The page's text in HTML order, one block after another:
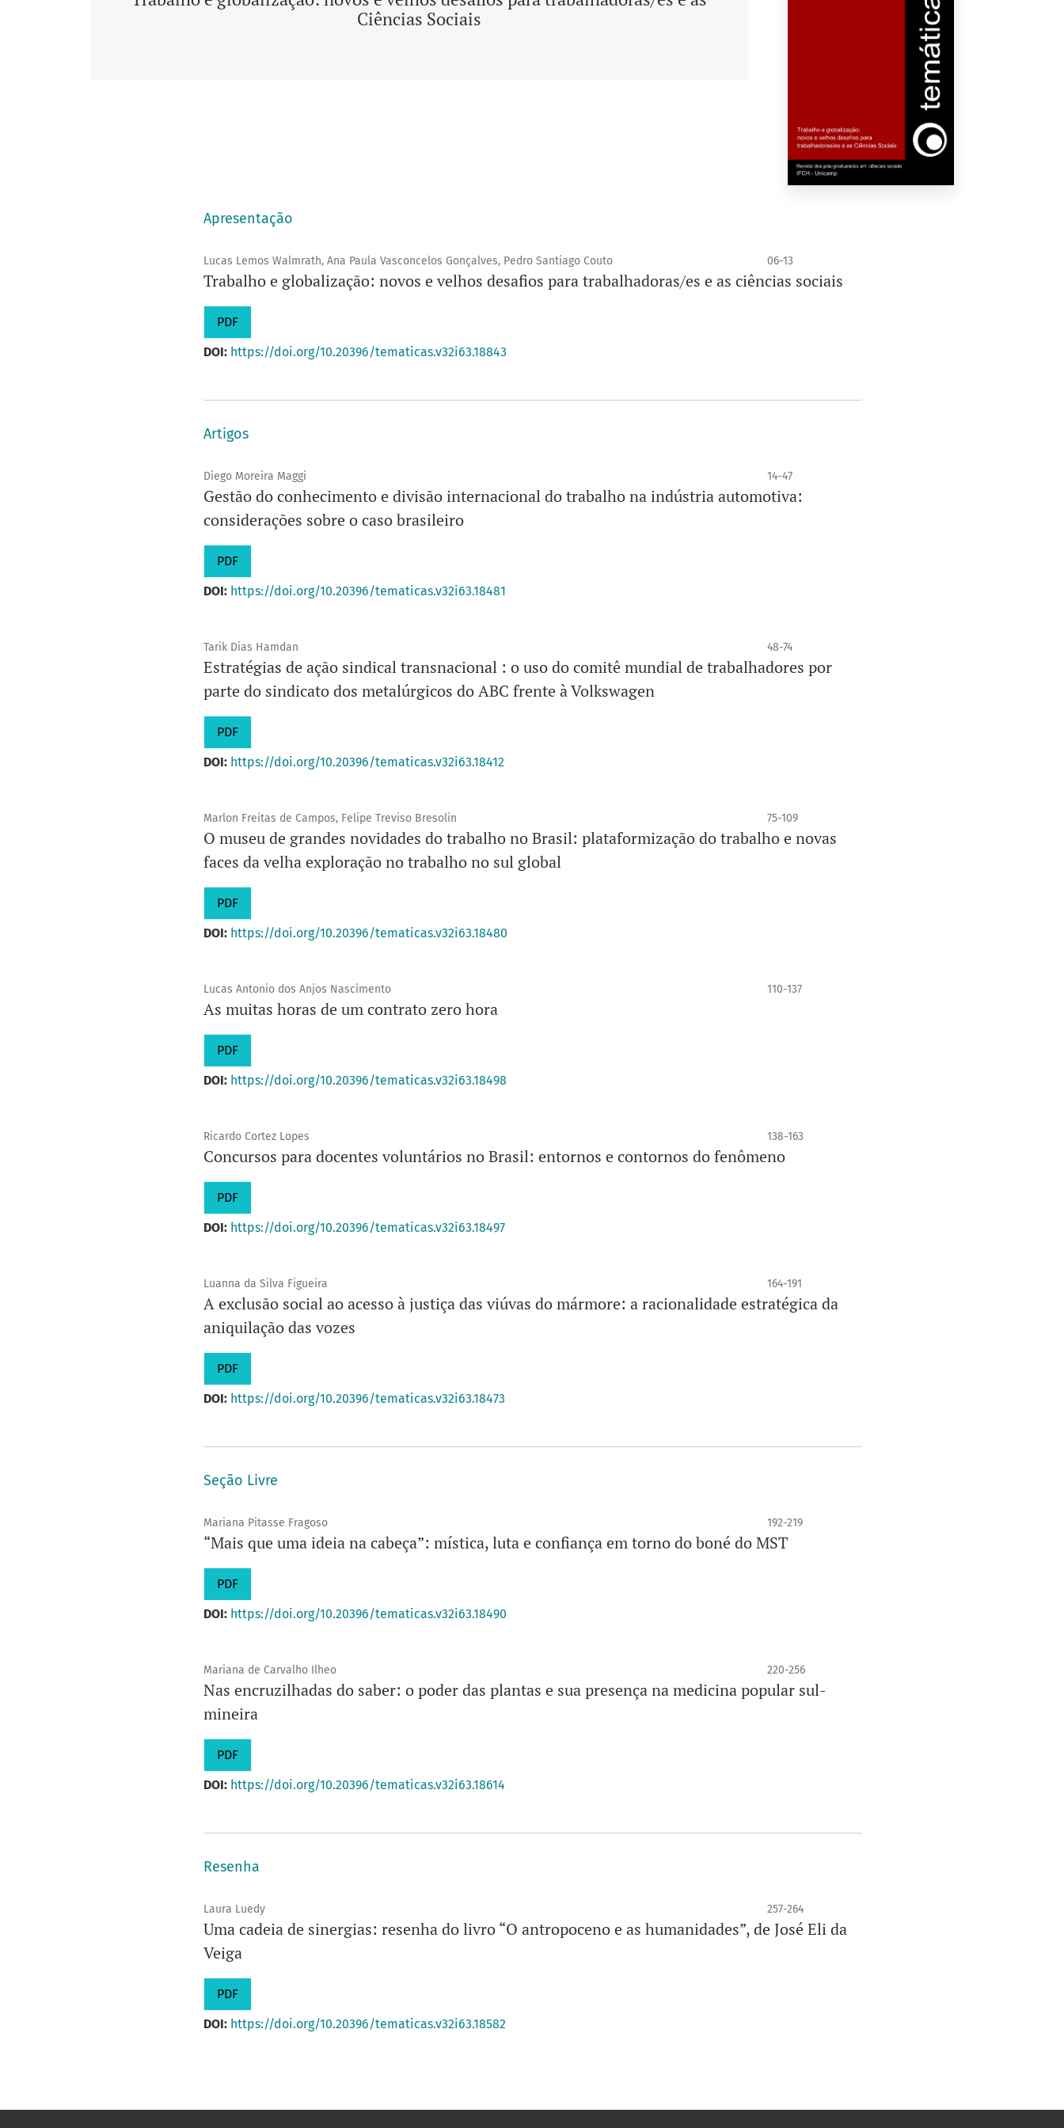
Ciências Sociais
Apresentação
Lucas Lemos Walmrath, Ana Paula Vasconcelos Gonçalves, Pedro Santiago Couto 06-13
Trabalho e globalização: novos e velhos desafios para trabalhadoras/es e as ciências sociais
PDF
DOI: https://doi.org/10.20396/tematicas.v32i63.18843
Artigos
Diego Moreira Maggi 14-47
Gestão do conhecimento e divisão internacional do trabalho na indústria automotiva:
considerações sobre o caso brasileiro
PDF
DOI: https://doi.org/10.20396/tematicas.v32i63.18481
Tarik Dias Hamdan 48-74
Estratégias de ação sindical transnacional : o uso do comitê mundial de trabalhadores por
parte do sindicato dos metalúrgicos do ABC frente à Volkswagen
PDF
DOI: https://doi.org/10.20396/tematicas.v32i63.18412
Marlon Freitas de Campos, Felipe Treviso Bresolin 75-109
O museu de grandes novidades do trabalho no Brasil: plataformização do trabalho e novas
faces da velha exploração no trabalho no sul global
PDF
DOI: https://doi.org/10.20396/tematicas.v32i63.18480
Lucas Antonio dos Anjos Nascimento 110-137
As muitas horas de um contrato zero hora
PDF
DOI: https://doi.org/10.20396/tematicas.v32i63.18498
Ricardo Cortez Lopes 138-163
Concursos para docentes voluntários no Brasil: entornos e contornos do fenômeno
PDF
DOI: https://doi.org/10.20396/tematicas.v32i63.18497
Luanna da Silva Figueira 164-191
A exclusão social ao acesso à justiça das viúvas do mármore: a racionalidade estratégica da
aniquilação das vozes
PDF
DOI: https://doi.org/10.20396/tematicas.v32i63.18473
Seção Livre
Mariana Pitasse Fragoso 192-219
“Mais que uma ideia na cabeça”: mística, luta e confiança em torno do boné do MST
PDF
DOI: https://doi.org/10.20396/tematicas.v32i63.18490
Mariana de Carvalho Ilheo 220-256
Nas encruzilhadas do saber: o poder das plantas e sua presença na medicina popular sul-
mineira
PDF
DOI: https://doi.org/10.20396/tematicas.v32i63.18614
Resenha
Laura Luedy 257-264
Uma cadeia de sinergias: resenha do livro “O antropoceno e as humanidades”, de José Eli da
Veiga
PDF
DOI: https://doi.org/10.20396/tematicas.v32i63.18582